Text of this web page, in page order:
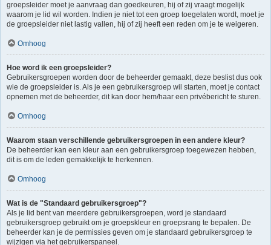
groepsleider moet je aanvraag dan goedkeuren, hij of zij vraagt mogelijk
waarom je lid wil worden. Indien je niet tot een groep toegelaten wordt, moet je
de groepsleider niet lastig vallen, hij of zij heeft een reden om je te weigeren.
Omhoog
Hoe word ik een groepsleider?
Gebruikersgroepen worden door de beheerder gemaakt, deze beslist dus ook
wie de groepsleider is. Als je een gebruikersgroep wil starten, moet je contact
opnemen met de beheerder, dit kan door hem/haar een privébericht te sturen.
Omhoog
Waarom staan verschillende gebruikersgroepen in een andere kleur?
De beheerder kan een kleur aan een gebruikersgroep toegewezen hebben,
dit is om de leden gemakkelijk te herkennen.
Omhoog
Wat is de "Standaard gebruikersgroep"?
Als je lid bent van meerdere gebruikersgroepen, word je standaard
gebruikersgroep gebruikt om je groepskleur en groepsrang te bepalen. De
beheerder kan je de permissies geven om je standaard gebruikersgroep te
wijzigen via het gebruikerspaneel.